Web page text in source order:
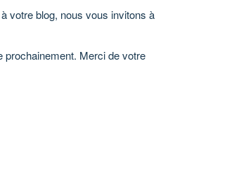
votre blog, nous vous invitons à
prochainement. Merci de votre